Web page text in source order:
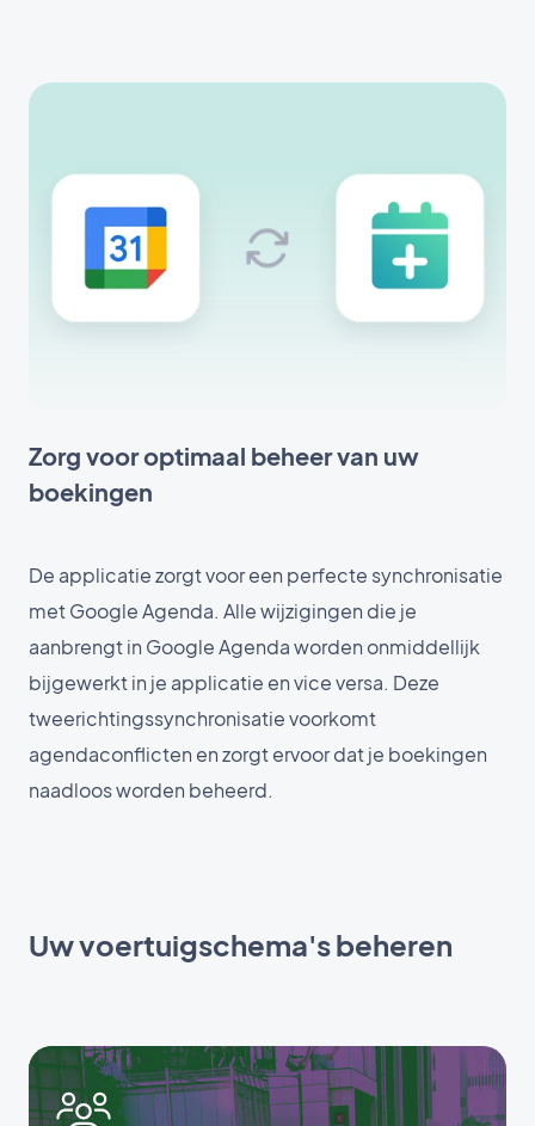
Zorg voor optimaal beheer van uw
boekingen
De applicatie zorgt voor een perfecte synchronisatie
met Google Agenda. Alle wijzigingen die je
aanbrengt in Google Agenda worden onmiddellijk
bijgewerkt in je applicatie en vice versa. Deze
tweerichtingssynchronisatie voorkomt
agendaconflicten en zorgt ervoor dat je boekingen
naadloos worden beheerd.
Uw voertuigschema's beheren